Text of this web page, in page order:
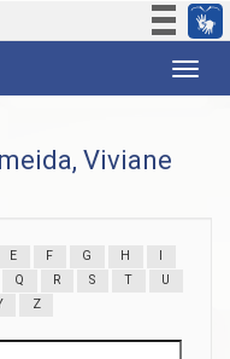
Acesso à informação
CanaisViviane
E F G H
Q R S T
U
Z